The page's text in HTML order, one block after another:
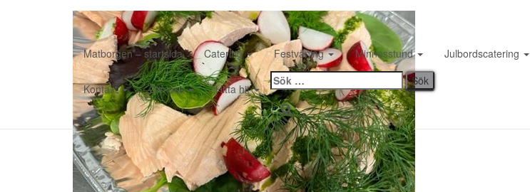
Matborgen – startsida Catering Festvåning Minnesstund Julbordscatering
Kontakt Om oss Hitta hit
Sök
efter:
IMG_3485